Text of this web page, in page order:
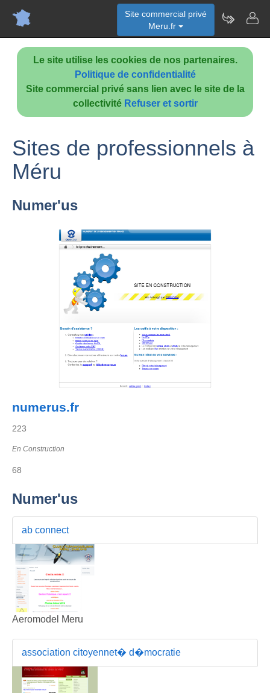
Le site utilise les cookies de nos partenaires.
Politique de confidentialité
Site commercial privé sans lien avec le site de la
collectivité Refuser et sortir
Site commercial privé
Meru.fr
Sites de professionnels à
Méru
Numer'us
numerus.fr
223
En Construction
68
Numer'us
ab connect
Aeromodel Meru
association citoyennet� d�mocratie